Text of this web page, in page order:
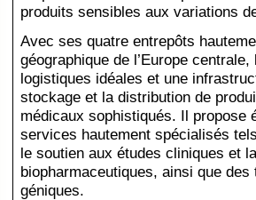
produits sensibles aux variations
Avec ses quatre entrepôts
géographique de l’Europe
logistiques idéales et une
stockage et la distribution de
médicaux sophistiqués. Il propose
services hautement spécialisés
le soutien aux études cliniques et
biopharmaceutiques, ainsi que
géniques.